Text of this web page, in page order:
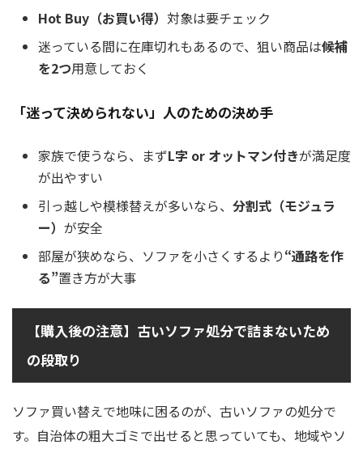
Hot Buy（お買い得） 対象は要チェック
迷っている間に在庫切れもあるので、狙い商品は候補
を2つ用意しておく
「迷って決められない」人のための決め手
家族で使うなら、まずL字 or オットマン付きが満足度
が出やすい
引っ越しや模様替えが多いなら、 分割式（モジュラ
ー） が安全
部屋が狭めなら、ソファを小さくするより“通路を作
る”置き方が大事
【購入後の注意】古いソファ処分で詰まないため
の段取り
ソファ買い替えで地味に困るのが、古いソファの処分で
す。自治体の粗大ゴミで出せると思っていても、地域やソ